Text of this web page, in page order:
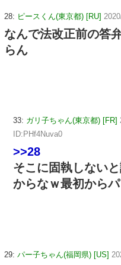
28: ピースくん(東京都) [RU]
なんで法改正前の答
らん
33: ガリ子ちゃん(東京都) [FR]
ID:PHf4Nuva0
>>28
そこに固執しない
からなｗ最初から
29: パー子ちゃん(福岡県) [US]